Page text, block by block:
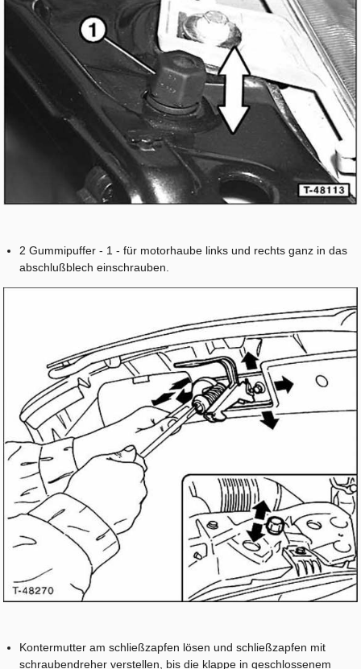
2 Gummipuffer - 1 - für motorhaube links und rechts ganz in das
abschlußblech einschrauben.
Kontermutter am schließzapfen lösen und schließzapfen mit
schraubendreher verstellen, bis die klappe in geschlossenem